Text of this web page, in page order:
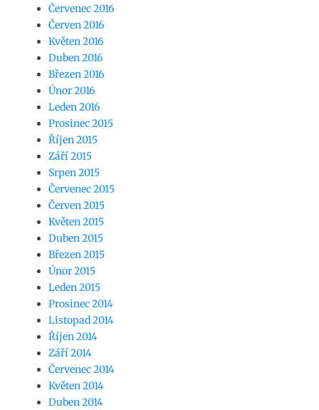
Červenec 2016
Červen 2016
Květen 2016
Duben 2016
Březen 2016
Únor 2016
Leden 2016
Prosinec 2015
Říjen 2015
Září 2015
Srpen 2015
Červenec 2015
Červen 2015
Květen 2015
Duben 2015
Březen 2015
Únor 2015
Leden 2015
Prosinec 2014
Listopad 2014
Říjen 2014
Září 2014
Červenec 2014
Květen 2014
Duben 2014